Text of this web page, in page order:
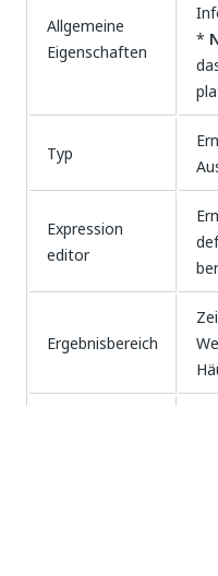
Allgemeine
Eigenschaften
*
Typ
Expression
editor
Ergebnisbereich